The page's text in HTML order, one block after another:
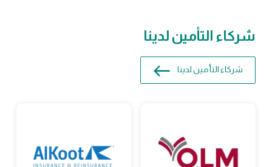
شركاء التأمين لدينا
شركاء التأمين لدينا